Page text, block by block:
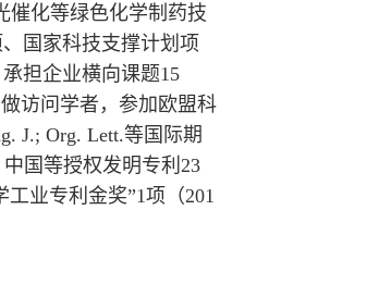
催化等绿色化学制药技
国家科技支撑计划项
担企业横向课题15
访问学者，参加欧盟科
J.; Org. Lett.等国际期
国等授权发明专利23
业专利金奖”1项（201